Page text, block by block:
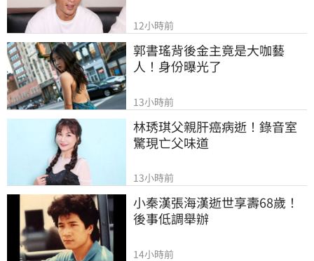
12小時前
郭書瑤背後金主竟是大咖藝
人！身份曝光了
13小時前
林琇琪父親肝癌病逝！錄音室
驚現亡父味道
13小時前
小秦漢張海漢逝世享壽68歲！
後事低調舉辦
14小時前